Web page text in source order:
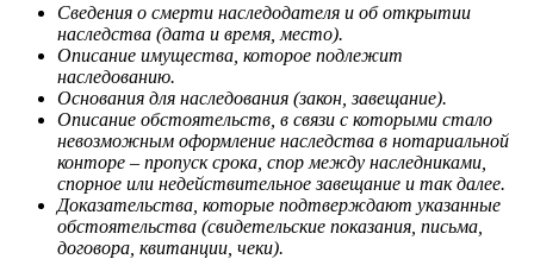
Сведения о смерти наследодателя и об открытии
наследства (дата и время, место).
Описание имущества, которое подлежит
наследованию.
Основания для наследования (закон, завещание).
Описание обстоятельств, в связи с которыми стало
невозможным оформление наследства в нотариальной
конторе – пропуск срока, спор между наследниками,
спорное или недействительное завещание и так далее.
Доказательства, которые подтверждают указанные
обстоятельства (свидетельские показания, письма,
договора, квитанции, чеки).